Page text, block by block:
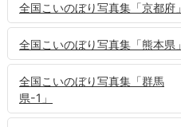
全国こいのぼり写真集「京都府」
全国こいのぼり写真集「熊本県」
全国こいのぼり写真集「群馬
県-1」